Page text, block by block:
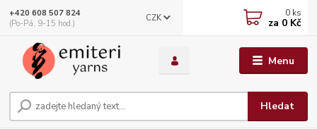
Menu
CZK
Hledat
+420 608 507 824
(Po-Pá, 9-15 hod.)
0 ks
za 0 Kč